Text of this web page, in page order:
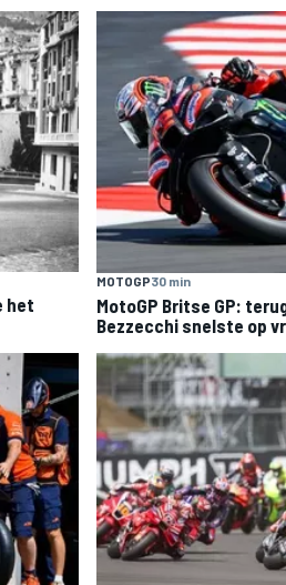
het
MOTOGP30 min
MotoGP Britse GP:
Bezzecchi snelste op